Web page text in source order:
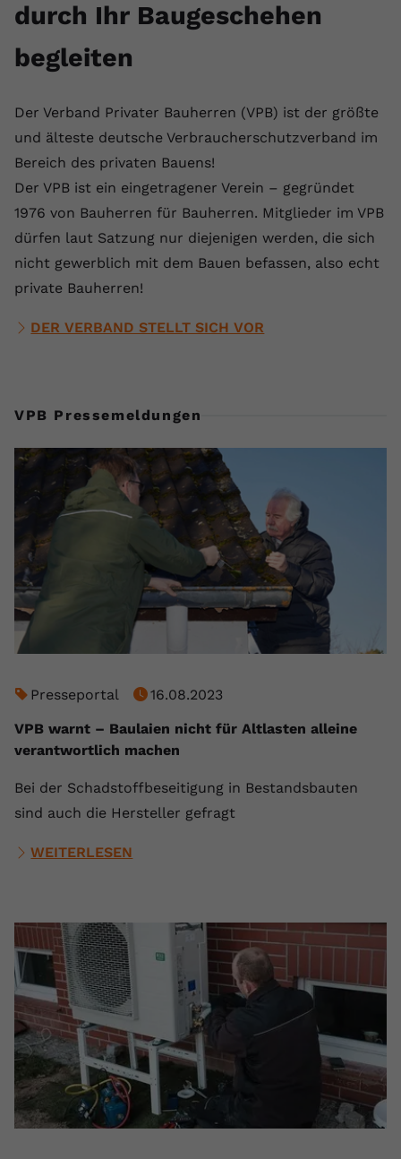
durch Ihr Baugeschehen
begleiten
Der Verband Privater Bauherren (VPB) ist der größte
und älteste deutsche Verbraucherschutzverband im
Bereich des privaten Bauens!
Der VPB ist ein eingetragener Verein – gegründet
1976 von Bauherren für Bauherren. Mitglieder im VPB
dürfen laut Satzung nur diejenigen werden, die sich
nicht gewerblich mit dem Bauen befassen, also echt
private Bauherren!
DER VERBAND STELLT SICH VOR
VPB Pressemeldungen
Presseportal
16.08.2023
VPB warnt – Baulaien nicht für Altlasten alleine
verantwortlich machen
Bei der Schadstoffbeseitigung in Bestandsbauten
sind auch die Hersteller gefragt
WEITERLESEN